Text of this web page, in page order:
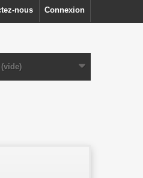
Connexion
nous
(vide)